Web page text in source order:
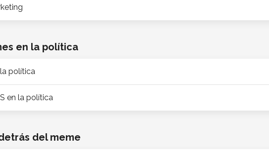
en la política
política
en la política
del meme